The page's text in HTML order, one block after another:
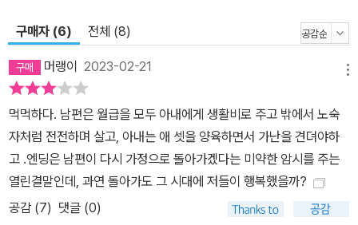
의 그늘 속에서 곪아 가는 정신적 상처를 문학의 대상으로 삼았다. -
<역자 해설>, 240~241면 『그리고 아무 말도 하지 않았다』라는 작
품의 제목은 예수의 수난을 다룬 흑인 영가 「그는 아무 말도 하지 않
았다He Never Said a Mumbalin’ Word」에서 따온 것이다. 가톨
릭과 시민 계층의 폭력 속에 침묵하는 사람들은 이 작품을 필두로 뵐
의 여러 작품에 지속적으로 등장한다. 뵐은 침묵 속에서 소외된 자들
의 얼굴을 담담히 조명한다. 농부의 얼굴을 한 신부(교회 내에서는 낙
제점을 받은 자)와 간이식당의 소녀가 그러하다(하인리히 뵐이 작품
을 집필할 당시의 제목은 <간이식당Imbissstube>이었다). 상이군
구매자 (6) 전체 (8)
머랭이 2023-02-21
먹먹하다. 남편은 월급을 모두 아내에게 생활비로 주고 밖에서 노숙
자처럼 전전하며 살고, 아내는 애 셋을 양육하면서 가난을 견뎌야하
고 .엔딩은 남편이 다시 가정으로 돌아가겠다는 미약한 암시를 주는
열린결말인데, 과연 돌아가도 그 시대에 저들이 행복했을까?
공감 (7) 댓글 (0)